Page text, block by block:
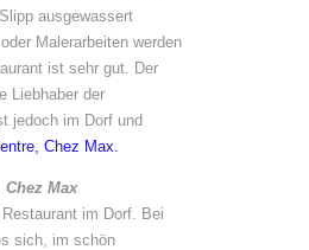
ausgewassert
Malerarbeiten werden
ist sehr gut. Der
Liebhaber der
jedoch im Dorf und
Chez Max.
Chez Max
im Dorf. Bei
sich, im schön